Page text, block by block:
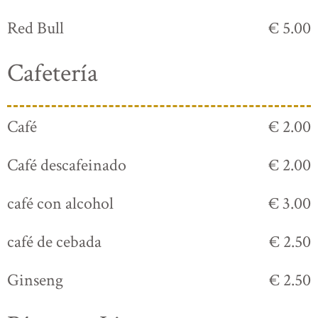
Red Bull
€ 5.00
Cafetería
Café
€ 2.00
Café descafeinado
€ 2.00
café con alcohol
€ 3.00
café de cebada
€ 2.50
Ginseng
€ 2.50